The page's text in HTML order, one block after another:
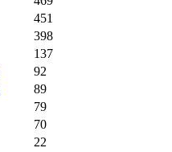
451
398
137
92
89
79
70
22